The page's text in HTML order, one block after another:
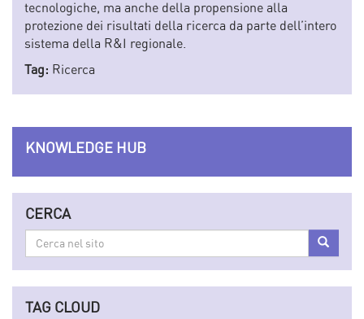
tecnologiche, ma anche della propensione alla
protezione dei risultati della ricerca da parte dell’intero
sistema della R&I regionale.
Tag: Ricerca
KNOWLEDGE HUB
CERCA
Cerca
sito
Cerca
TAG CLOUD